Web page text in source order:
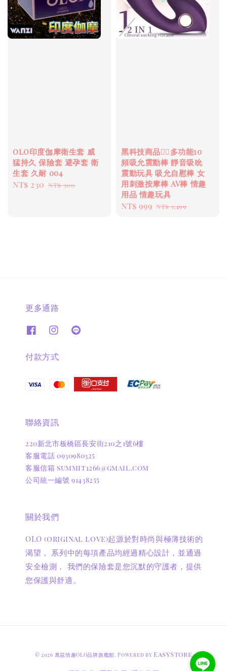
olo印度伽摩衛生套 威
猛持久 保險套 避孕套 衛
生套 久耐 004
Sale
NT$ 230 Regular
NT$ 300
黑科技商品❤️‍🔥多功能10
頻吸允震動棒 靜音吸吮
震動玩具 吸允自慰棒 女
用刺激按摩棒 AV棒 情趣
用品 情趣玩具
Sale
NT$ 999 Regular
NT$ 1,499
更多通路
付款方式
聯絡資訊
220新北市板橋區長安街210之1號6樓
客服電話 0930980325
客服信箱 summit1266@gmail.com
公司統一編號 91438255
關於我們
OLO (original love)起源於對時尚與極薄技術的
渴望， 系列中的每項產品均經過精心設計，並通過
安全檢測， 我們的保險套是您沉默的守護者，提供
您保護與舒適。
© 2026 萬茲情趣OLO品牌旗艦館. Powered by EasyStore